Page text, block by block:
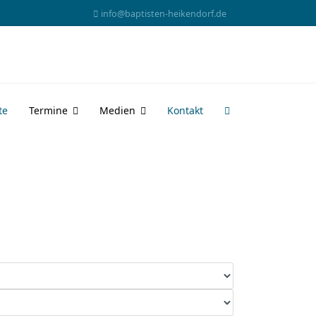
info@baptisten-heikendorf.de
Termine Medien Kontakt